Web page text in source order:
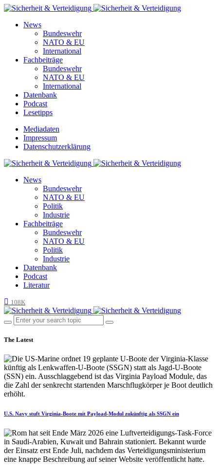
News
Bundeswehr
NATO & EU
International
Fachbeiträge
Bundeswehr
NATO & EU
International
Datenbank
Podcast
Lesetipps
Mediadaten
Impressum
Datenschutzerklärung
News
Bundeswehr
NATO & EU
Politik
Industrie
Fachbeiträge
Bundeswehr
NATO & EU
Politik
Industrie
Datenbank
Podcast
Literatur
108K
The Latest
U.S. Navy stuft Virginia-Boote mit Payload-Modul zukünftig als SSGN ein